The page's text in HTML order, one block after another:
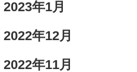
2023年1月
2022年12月
2022年11月